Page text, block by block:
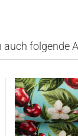
auch folgende